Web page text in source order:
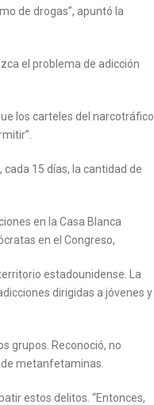
de drogas”, apuntó la
el problema de adicción
los carteles del narcotráfico
15 días, la cantidad de
en la Casa Blanca
en el Congreso,
estadounidense. La
dirigidas a jóvenes y
grupos. Reconoció, no
metanfetaminas.
estos delitos. “Entonces,